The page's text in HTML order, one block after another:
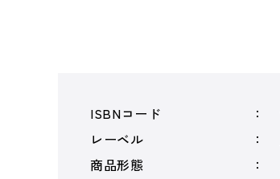
ISBNコード
レーベル
商品形態